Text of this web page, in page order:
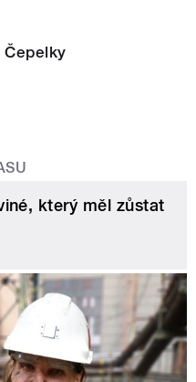
Čepelky
který měl zůstat